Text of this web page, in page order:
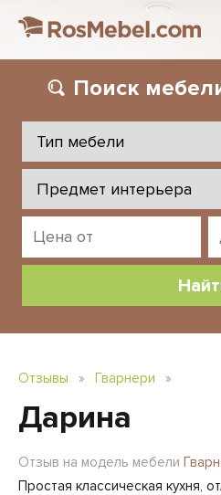
Поиск
Отзывы » Гварнери »
Дарина
Отзыв на модель мебели
Простая классическая кухня,